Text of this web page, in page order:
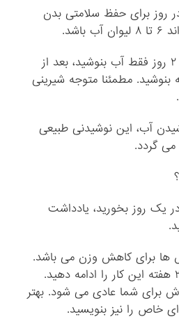
روز برای حفظ سلامتی بدن
شمامی توانید برای ۱ تا ۲ روز فقط آب بنوشید، بعد از
نوشابه بنوشید. مطمئنا متوجه شیرینی
آب، این نوشیدنی طبیعی
گردد.
یک روز بخورید، یادداشت
ها برای کاهش وزن می باشد.
می توانید حداقل برای ۲ هفته این کار را ادامه دهید.
برای شما عادی می شود. بهتر
خاص را نیز بنویسید.